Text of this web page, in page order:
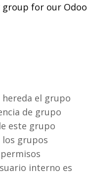
el grupo
de grupo
este grupo
grupos
interno es